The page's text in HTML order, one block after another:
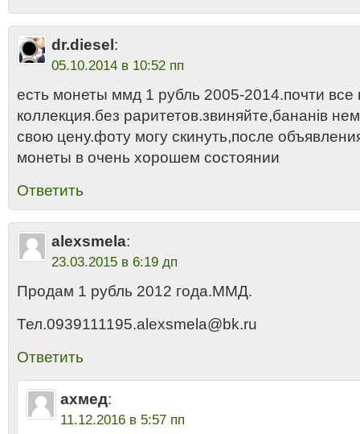
dr.diesel :
05.10.2014 в 10:52 пп
есть монеты ммд 1 рубль 2005-2014.почти все
коллекция.без раритетов.звиняйте,бананiв
свою цену.фоту могу скинуть,после
монеты в очень хорошем состоянии
Ответить
alexsmela:
23.03.2015 в 6:19 дп
Продам 1 рубль 2012 года.ММД.
Тел.0939111195.alexsmela@bk.ru
Ответить
ахмед:
11.12.2016 в 5:57 пп